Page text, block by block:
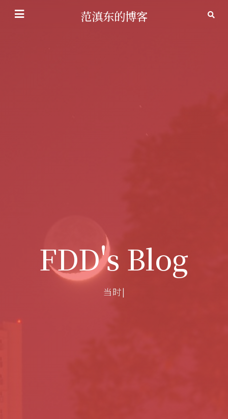
范滇东的博客
FDD's Blog
当时只道是